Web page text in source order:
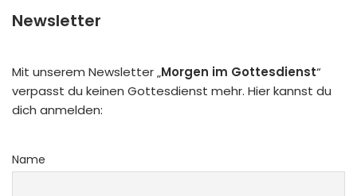
Newsletter
Mit unserem Newsletter „Morgen im Gottesdienst“
verpasst du keinen Gottesdienst mehr. Hier kannst du
dich anmelden:
Name